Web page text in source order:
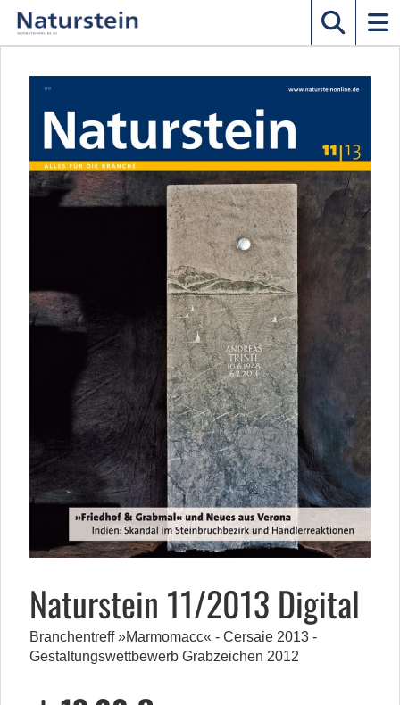
Naturstein 11/2013 Digital
Branchentreff »Marmomacc« - Cersaie 2013 -
Gestaltungswettbewerb Grabzeichen 2012